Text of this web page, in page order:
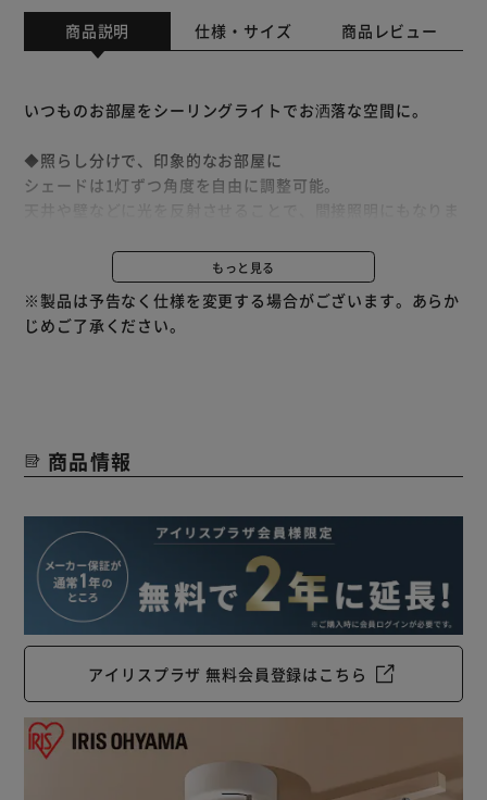
商品説明 仕様・サイズ 商品レビュー
いつものお部屋をシーリングライトでお洒落な空間に。
◆照らし分けで、印象的なお部屋に
シェードは1灯ずつ角度を自由に調整可能。
可動域も広く、様々な方向を照らすことができます。
◆シーンに合わせて変えられる点灯4段階切り替え
プルスイッチで点灯パターンを簡単切り替え。
本製品にはリモコンは付属されておりません。
もっと見る
※製品は予告なく仕様を変更する場合がございます。あらか
じめご了承ください。
商品情報
アイリスプラザ 無料会員登録はこちら